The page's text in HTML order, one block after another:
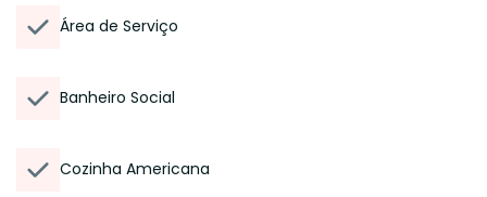
Área de Serviço
Banheiro Social
Cozinha Americana